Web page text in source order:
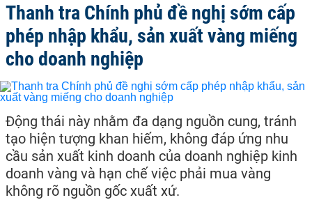
Thanh tra Chính phủ đề nghị sớm cấp
phép nhập khẩu, sản xuất vàng miếng
cho doanh nghiệp
Động thái này nhằm đa dạng nguồn cung, tránh
tạo hiện tượng khan hiếm, không đáp ứng nhu
cầu sản xuất kinh doanh của doanh nghiệp kinh
doanh vàng và hạn chế việc phải mua vàng
không rõ nguồn gốc xuất xứ.